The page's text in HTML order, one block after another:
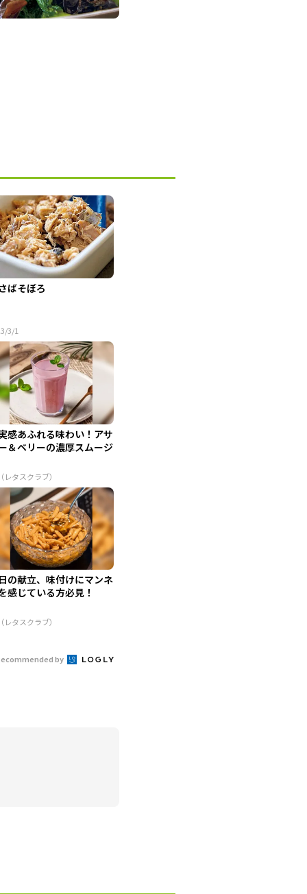
ばそぼろ
3/1
感あふれる味わい！アサ
＆ベリーの濃厚スムージ
レタスクラブ）
の献立、味付けにマンネ
感じている方必見！
レタスクラブ）
by